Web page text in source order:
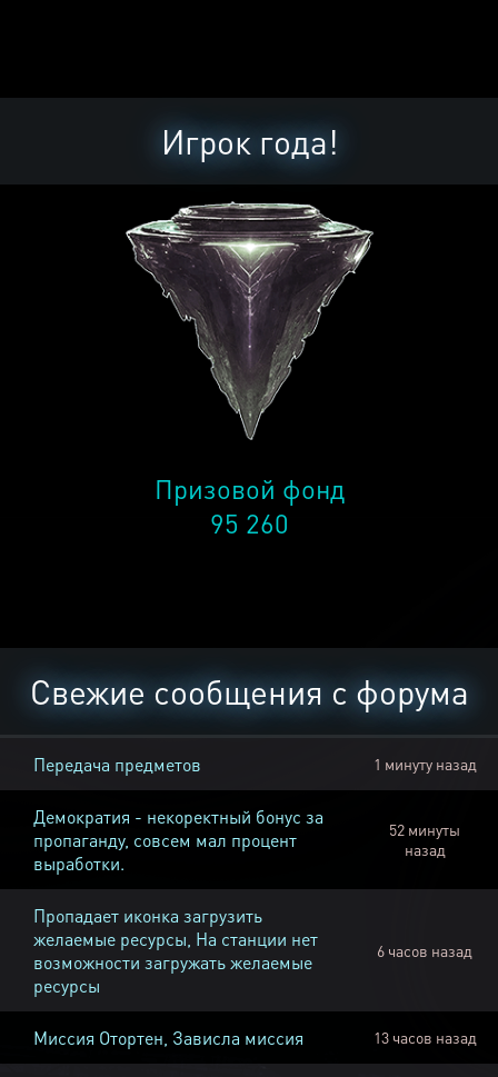
Игрок года!
Призовой фонд
95 260
Свежие сообщения с форума
Передача предметов 1 минуту назад
Демократия - некоректный бонус за
пропаганду, совсем мал процент
выработки.
52 минуты
назад
Пропадает иконка загрузить
желаемые ресурсы, На станции нет
возможности загружать желаемые
ресурсы
6 часов назад
Миссия Отортен, Зависла миссия 13 часов назад